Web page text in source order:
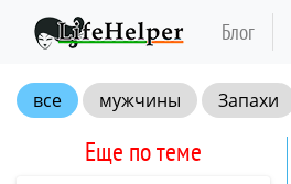
Блог
все мужчины Запахи
Еще по теме